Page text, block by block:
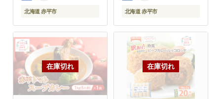
北海道 赤平市 北海道 赤平市